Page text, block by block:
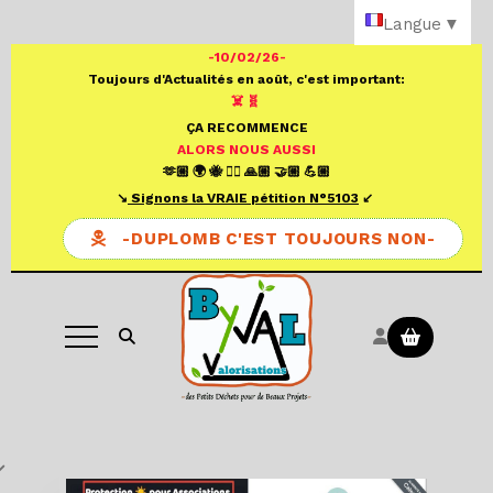
-10/02/26-
Toujours d'Actualités en août, c'est important:
☠️ 🧬
ÇA RECOMMENCE
ALORS NOUS AUSSI
🫶🏼 🌍 🐝 ✍🏼 🙏🏼 🤝🏼 💪🏼
↘️ Signons la VRAIE pétition N°5103 ↙️
-DUPLOMB C'EST TOUJOURS NON-
Ouvrir la recherche
Langue ▼